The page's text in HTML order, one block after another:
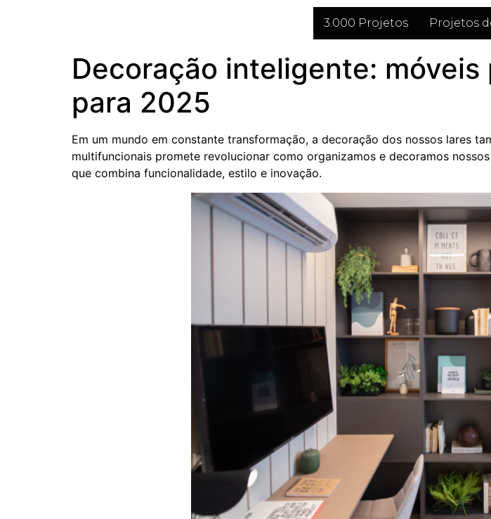
3.000 Projetos Projetos
Decoração inteligente:
para 2025
Em um mundo em constante transformação, a decoração dos nossos lares
multifuncionais promete revolucionar como organizamos e decoramos
que combina funcionalidade, estilo e inovação.